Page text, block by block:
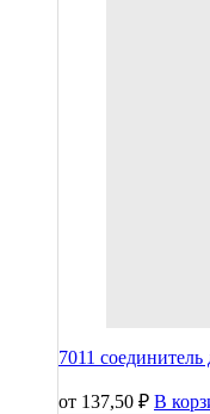
7011
от 137,50 ₽ В